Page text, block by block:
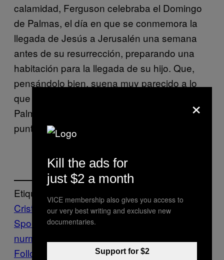
calamidad, Ferguson celebraba el Domingo
de Palmas, el día en que se conmemora la
llegada de Jesús a Jerusalén una semana
antes de su resurrección, preparando una
habitación para la llegada de su hijo. Que,
pensándolo bien, suena muy parecido a lo
que estaba haciendo Dios en Domingo de
Palmas hace más de 2000 años. Primer
punto para Tony Ferguson.
Etiquetado:
Cristianismo EA
Sports
FIGHTLAND
nurmagomedov
Follow Us On Discover
×
Kill the ads for
just $2 a month
VICE membership also gives you access to
our very best writing and exclusive new
documentaries.
Support for $2